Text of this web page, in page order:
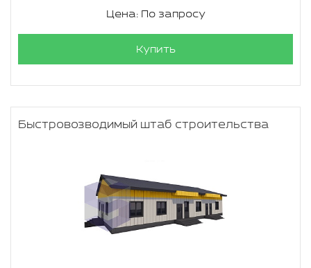
Цена: По запросу
Купить
Быстровозводимый штаб строительства